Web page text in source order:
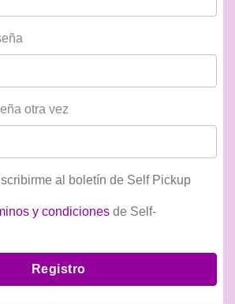
otra vez
al boletín de Self Pickup
y condiciones de Self-
Registro